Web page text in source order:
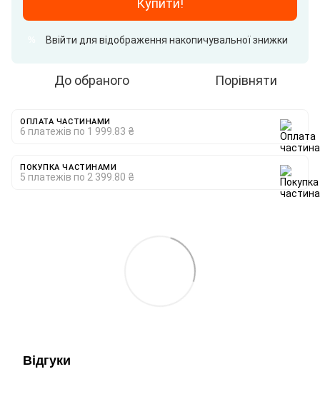
Купити!
Ввійти для відображення накопичувальної знижки
До обраного Порівняти
ОПЛАТА ЧАСТИНАМИ
6 платежів по 1 999.83 ₴
ПОКУПКА ЧАСТИНАМИ
5 платежів по 2 399.80 ₴
Відгуки